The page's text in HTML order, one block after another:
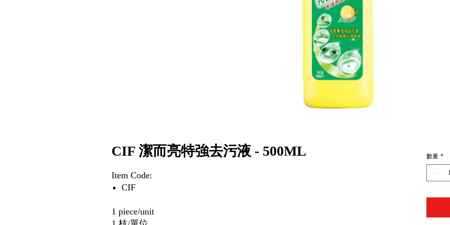
CIF 潔而亮特強去污液 - 500ML
Item Code:
CIF
1 piece/unit
數量 *